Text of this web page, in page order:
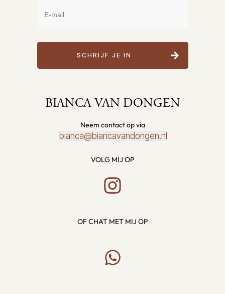
SCHRIJF JE IN
BIANCA VAN DONGEN
Neem contact op via
bianca@biancavandongen.nl
VOLG MIJ OP
OF CHAT MET MIJ OP